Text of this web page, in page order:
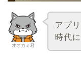
オオカミ君
アプ
時代